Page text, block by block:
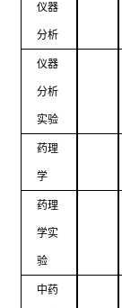
仪器
分析
仪器
分析
实验
药理
学
药理
学实
验
中药